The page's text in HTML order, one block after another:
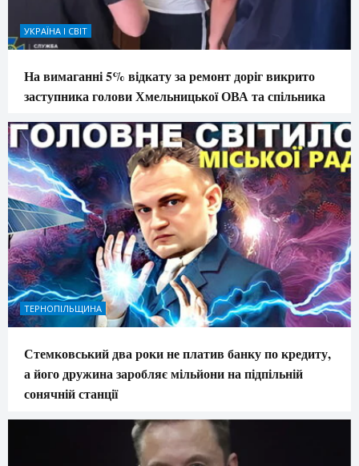
УКРАЇНА І СВІТ
На вимаганні 5% відкату за ремонт доріг викрито
заступника голови Хмельницької ОВА та спільника
ТЕРНОПІЛЬЩИНА
Стемковський два роки не платив банку по кредиту,
а його дружина заробляє мільйони на підпільній
сонячній станції